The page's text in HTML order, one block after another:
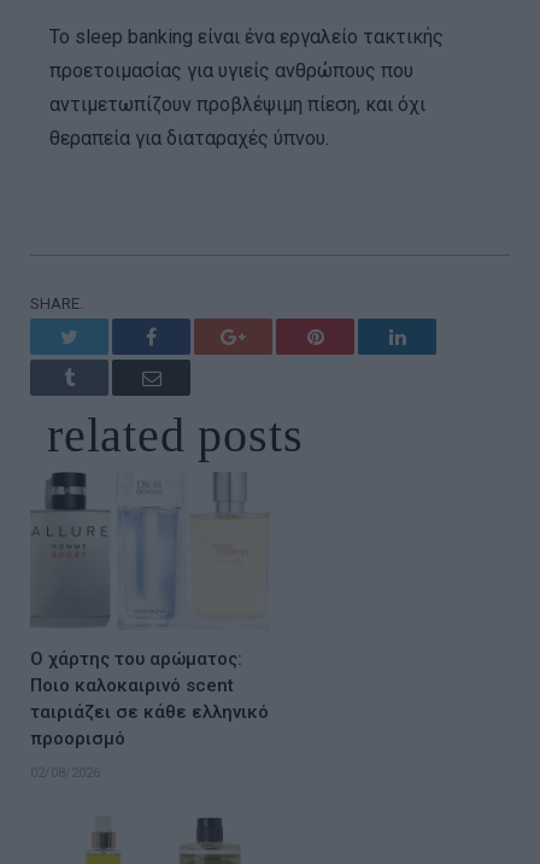
Το sleep banking είναι ένα εργαλείο τακτικής
προετοιμασίας για υγιείς ανθρώπους που
αντιμετωπίζουν προβλέψιμη πίεση, και όχι
θεραπεία για διαταραχές ύπνου.
SHARE.
Facebook Google+ Pinterest LinkedIn
Tumblr Email
related posts
Ο χάρτης του αρώματος:
Ποιο καλοκαιρινό scent
ταιριάζει σε κάθε ελληνικό
προορισμό
02/08/2026